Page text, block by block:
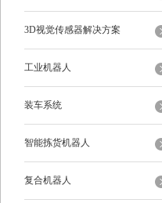
3D视觉传感器解决方案
工业机器人
装车系统
智能拣货机器人
复合机器人